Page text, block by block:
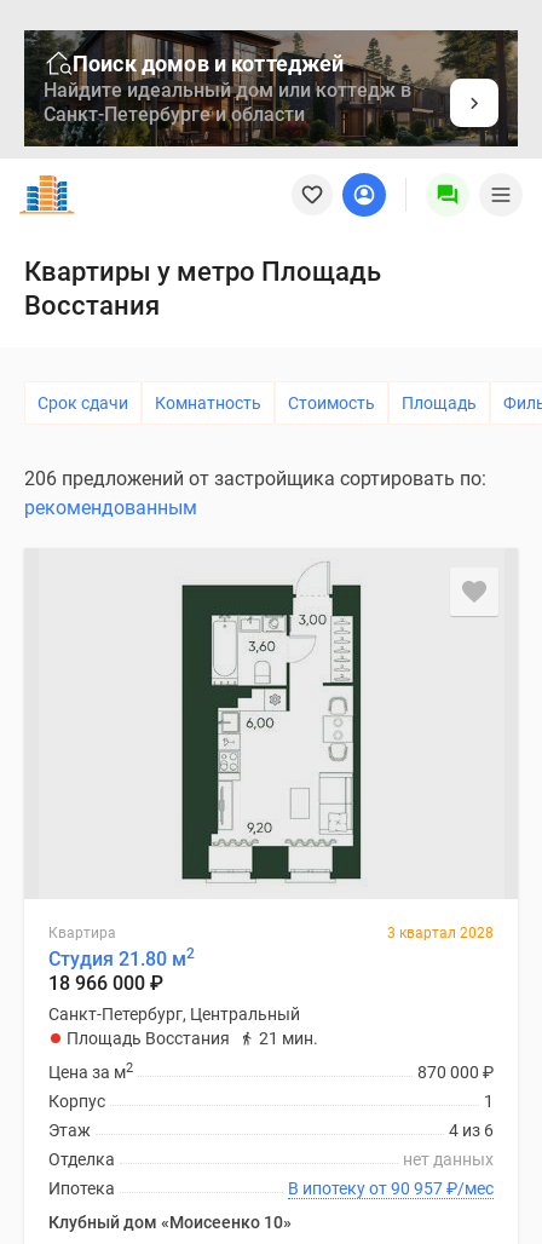
Поиск домов и коттеджей
Найдите идеальный дом или коттедж в
Санкт-Петербурге и области
Новостройки
Квартиры
Медиа
проекте
Дзен
Продавцы
Специальные
предложения
Апартаменты
Новостройки
комнатные
более
Готовые
новостройки
Квартиры у метро Площадь
Восстания
Срок сдачи Комнатность Стоимость Площадь
206 предложений от застройщика сортировать по:
рекомендованным
Квартира 3 квартал 2028
Студия 21.80 м2
18 966 000 ₽
Санкт-Петербург, Центральный
Площадь Восстания
21 мин.
870 000 ₽
Цена за м2
1
Корпус
4 из 6
Этаж
нет данных
Отделка
В ипотеку от 90 957₽/мес
Ипотека
Клубный дом «Моисеенко 10»